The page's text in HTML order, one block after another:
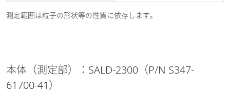
測定範囲は粒子の形状等の性質に依存します。
本体（測定部）：SALD-2300（P/N S347-
61700-41）